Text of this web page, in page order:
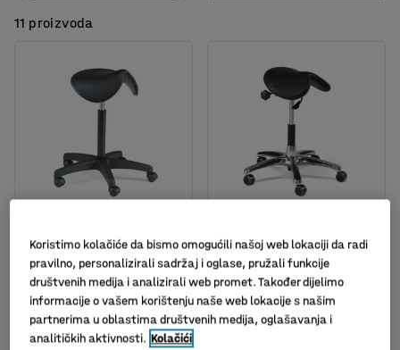
11 proizvoda
Stolica sedlo
Art. br.:23531
272,00
KM
bez PDV
U KOŠARICU
Kožna stolica sedlo
Art. br.:23450
790,00
KM
Koristimo kolačiće da bismo omogućili našoj web lokaciji da radi
pravilno, personalizirali sadržaj i oglase, pružali funkcije
društvenih medija i analizirali web promet. Također dijelimo
informacije o vašem korištenju naše web lokacije s našim
partnerima u oblastima društvenih medija, oglašavanja i
analitičkih aktivnosti. Kolačići